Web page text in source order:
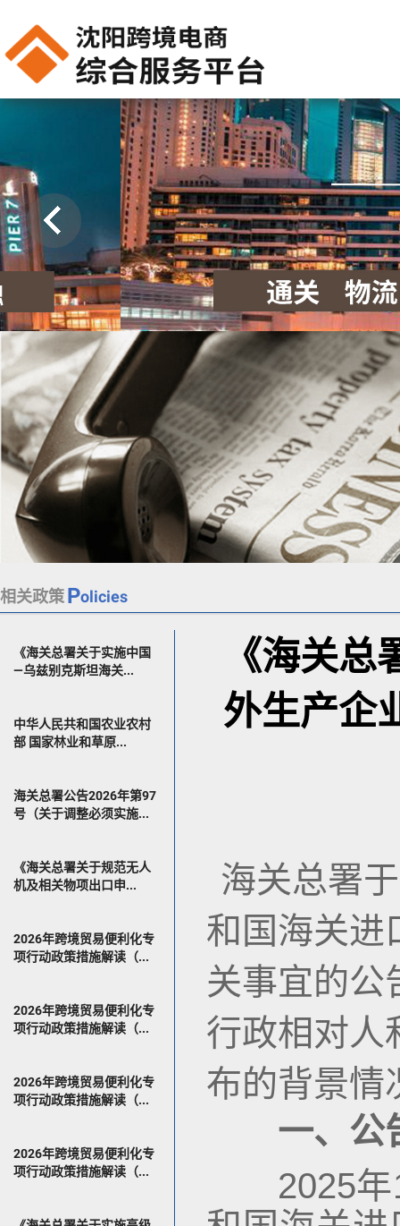
相关政策Policies
《海关总署关于实施中国
—乌兹别克斯坦海关...
中华人民共和国农业农村
部 国家林业和草原...
海关总署公告2026年第97
号（关于调整必须实施...
《海关总署关于规范无人
机及相关物项出口申...
2026年跨境贸易便利化专
项行动政策措施解读（...
2026年跨境贸易便利化专
项行动政策措施解读（...
2026年跨境贸易便利化专
项行动政策措施解读（...
2026年跨境贸易便利化专
项行动政策措施解读（...
《海关
外生产企
海关总署
和国海关进
关事宜的公
行政相对人
布的背景情
一、公
2025年